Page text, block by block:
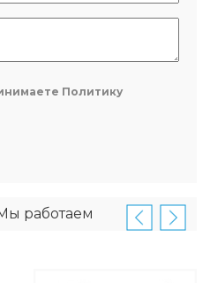
Политику
работаем